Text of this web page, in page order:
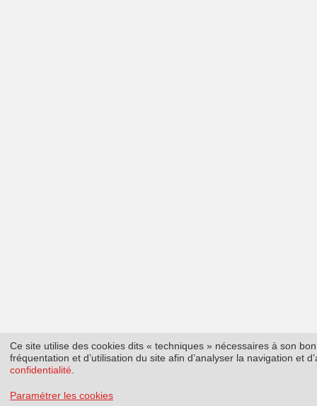
Ce site utilise des cookies dits « techniques » nécessaires à son
fréquentation et d’utilisation du site afin d’analyser la navigation et
confidentialité
Paramétrer les cookies